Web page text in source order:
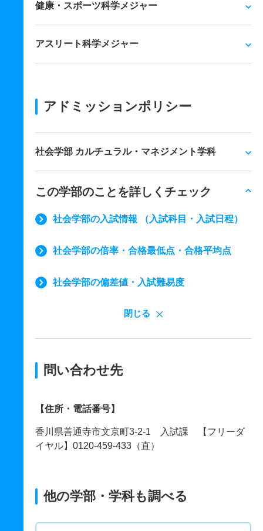
健康・スポーツ科学メジャー
アスリート科学メジャー
アドミッションポリシー
社会学部 カルチュラル・マネジメント学科
この学部のことを詳しくチェック
社会学部の入試情報 （入試科目・入試日程）
社会学部の倍率・合格最低点・合格平均点
社会学部の偏差値・入試難易度
閉じる
問い合わせ先
【住所・電話番号】
香川県善通寺市文京町3-2-1 入試課 【フリーダ
イヤル】0120-459-433（直）
他の学部・学科も調べる